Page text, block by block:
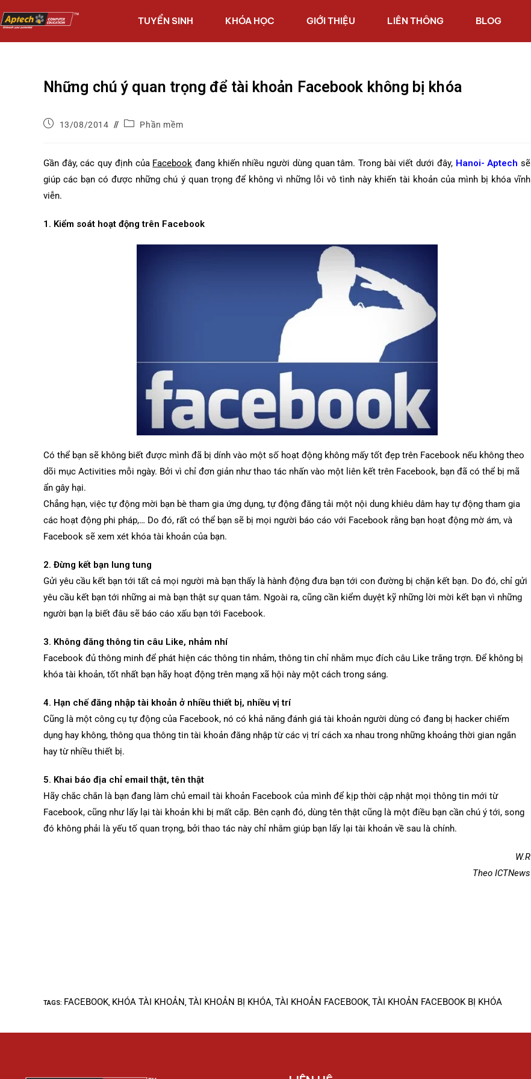
TUYỂN SINH KHÓA HỌC GIỚI THIỆU LIÊN THÔNG BLOG
Những chú ý quan trọng để tài khoản Facebook không bị khóa
13/08/2014 Phần mềm
Gần đây, các quy định của Facebook đang khiến nhiều người dùng quan tâm. Trong bài viết dưới đây, Hanoi- Aptech sẽ
giúp các bạn có được những chú ý quan trọng để không vì những lỗi vô tình này khiến tài khoản của mình bị khóa vĩnh
viễn.
1. Kiểm soát hoạt động trên Facebook
Có thể bạn sẽ không biết được mình đã bị dính vào một số hoạt động không mấy tốt đẹp trên Facebook nếu không theo
dõi mục Activities mỗi ngày. Bởi vì chỉ đơn giản như thao tác nhấn vào một liên kết trên Facebook, bạn đã có thể bị mã
ẩn gây hại.
Chẳng hạn, việc tự động mời bạn bè tham gia ứng dụng, tự động đăng tải một nội dung khiêu dâm hay tự động tham gia
các hoạt động phi pháp,… Do đó, rất có thể bạn sẽ bị mọi người báo cáo với Facebook rằng bạn hoạt động mờ ám, và
Facebook sẽ xem xét khóa tài khoản của bạn.
2. Đừng kết bạn lung tung
Gửi yêu cầu kết bạn tới tất cả mọi người mà bạn thấy là hành động đưa bạn tới con đường bị chặn kết bạn. Do đó, chỉ gửi
yêu cầu kết bạn tới những ai mà bạn thật sự quan tâm. Ngoài ra, cũng cần kiểm duyệt kỹ những lời mời kết bạn vì những
người bạn lạ biết đâu sẽ báo cáo xấu bạn tới Facebook.
3. Không đăng thông tin câu Like, nhảm nhí
Facebook đủ thông minh để phát hiện các thông tin nhảm, thông tin chỉ nhằm mục đích câu Like trắng trợn. Để không bị
khóa tài khoản, tốt nhất bạn hãy hoạt động trên mạng xã hội này một cách trong sáng.
4. Hạn chế đăng nhập tài khoản ở nhiều thiết bị, nhiều vị trí
Cũng là một công cụ tự động của Facebook, nó có khả năng đánh giá tài khoản người dùng có đang bị hacker chiếm
dụng hay không, thông qua thông tin tài khoản đăng nhập từ các vị trí cách xa nhau trong những khoảng thời gian ngắn
hay từ nhiều thiết bị.
5. Khai báo địa chỉ email thật, tên thật
Hãy chắc chắn là bạn đang làm chủ email tài khoản Facebook của mình để kịp thời cập nhật mọi thông tin mới từ
Facebook, cũng như lấy lại tài khoản khi bị mất cắp. Bên cạnh đó, dùng tên thật cũng là một điều bạn cần chú ý tới, song
đó không phải là yếu tố quan trọng, bởi thao tác này chỉ nhằm giúp bạn lấy lại tài khoản về sau là chính.
W.R
Theo ICTNews
TAGS: FACEBOOK, KHÓA TÀI KHOẢN, TÀI KHOẢN BỊ KHÓA, TÀI KHOẢN FACEBOOK, TÀI KHOẢN FACEBOOK BỊ KHÓA